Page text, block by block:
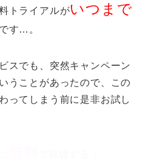
トライアルがいつまで
す…。
スでも、突然キャンペーン
うことがあったので、この
ってしまう前に是非お試し